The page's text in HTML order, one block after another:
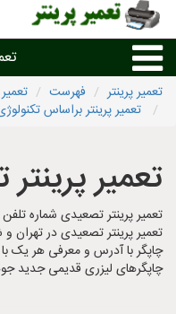
تعمیر
تعمیر
تعمیر
تعمیر پرینتر فهرست
تعمیر پرینتر براساس
تعمیر
تعمیر پرینتر تصعیدی شماره
تعمیر پرینتر تصعیدی در تهران
چاپگر با آدرس و معرفی هر یک
چاپگرهای لیزری قدیمی جدید